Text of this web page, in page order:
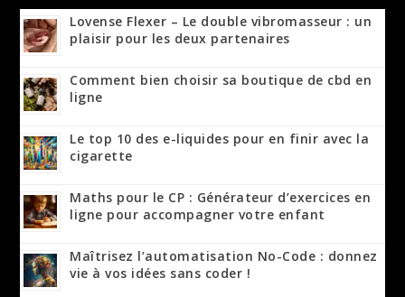
Lovense Flexer – Le double vibromasseur : un
plaisir pour les deux partenaires
Comment bien choisir sa boutique de cbd en
ligne
Le top 10 des e-liquides pour en finir avec la
cigarette
Maths pour le CP : Générateur d’exercices en
ligne pour accompagner votre enfant
Maîtrisez l’automatisation No-Code : donnez
vie à vos idées sans coder !